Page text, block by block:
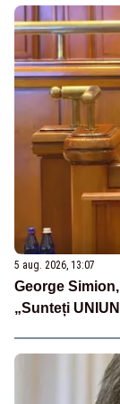
5 aug. 2026, 13:07
George
„Sunteți